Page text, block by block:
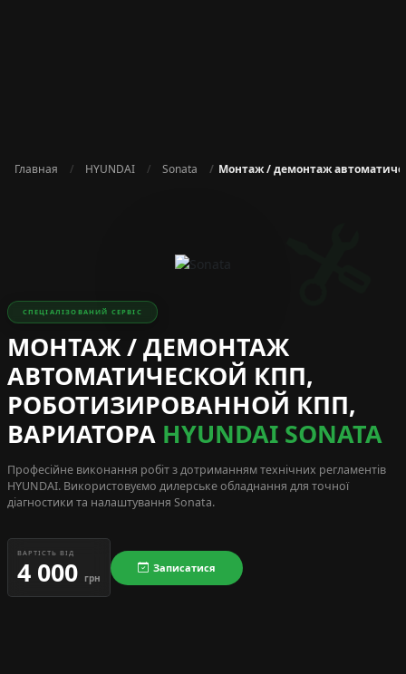
Главная HYUNDAI Sonata Монтаж / демонтаж
СПЕЦІАЛІЗОВАНИЙ СЕРВІС
МОНТАЖ / ДЕМОНТАЖ
АВТОМАТИЧЕСКОЙ КПП,
РОБОТИЗИРОВАННОЙ КПП,
ВАРИАТОРА HYUNDAI SONATA
Професійне виконання робіт з дотриманням технічних регламентів
HYUNDAI. Використовуємо дилерське обладнання для точної
діагностики та налаштування Sonata.
ВАРТІСТЬ ВІД
4 000 грн
Записатися